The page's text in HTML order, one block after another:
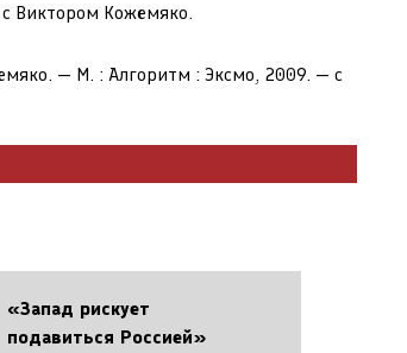
Виктором Кожемяко.
— М. : Алгоритм : Эксмо, 2009. — с
«Запад рискует
подавиться Россией»